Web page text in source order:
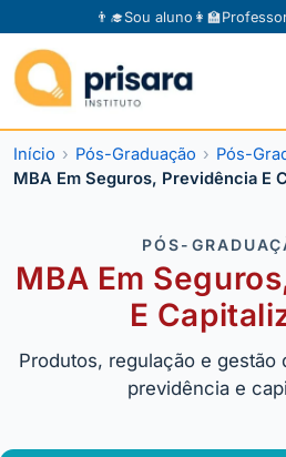
👨‍🎓Sou aluno 👩‍🏫
Início Pós-Graduação
Pós-
MBA Em Seguros, Previdência E
PÓS-
MBA Em
E
Produtos, regulação e
previdência e